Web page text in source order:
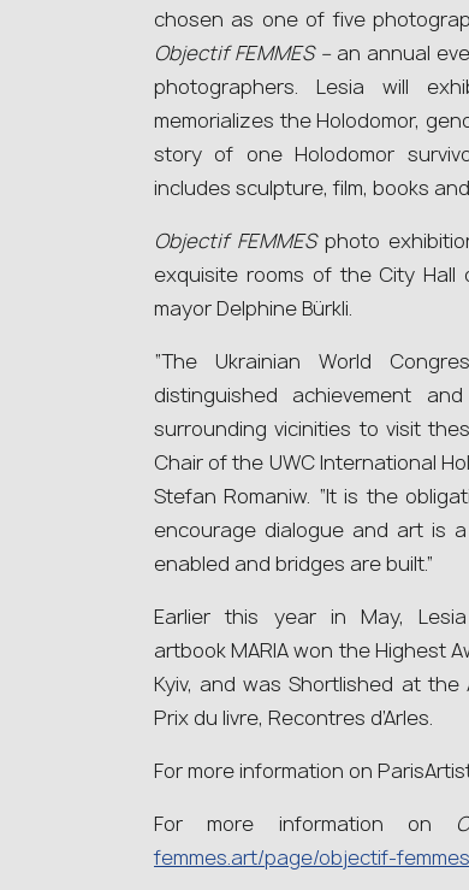
chosen as one of five
Objectif FEMMES – an annual
photographers. Lesia will
memorializes the Holodomor,
story of one Holodomor
includes sculpture, film, books
Objectif FEMMESphoto
exquisite rooms of the City
mayor Delphine Bürkli.
“The Ukrainian World
distinguished achievement
surrounding vicinities to visit
Chair of the UWC International
Stefan Romaniw. “It is the
encourage dialogue and art is
enabled and bridges are built.”
Earlier this year in May, Lesia
artbook MARIA won the Highest
Kyiv, and was Shortlished at
Prix du livre, Recontres d’Arles.
For more information on
For more information on
femmes.art/page/objectif-